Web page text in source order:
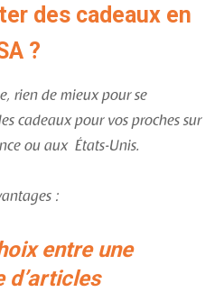
des cadeaux en
?
rien de mieux pour se
cadeaux pour vos proches sur
ou aux États-Unis.
:
entre une